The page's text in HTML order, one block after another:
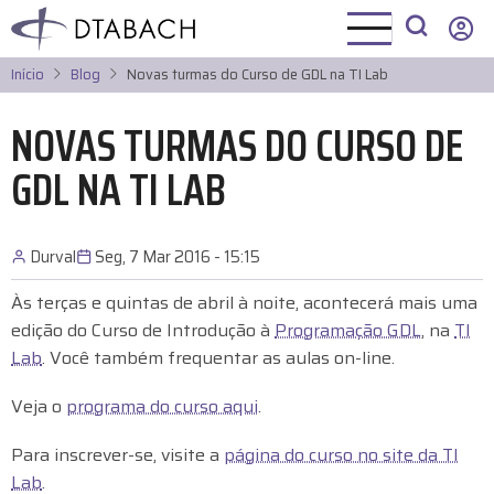
Pular
para
conteúdo
principal
Início Blog Novas turmas do Curso de GDL na TI Lab
NOVAS TURMAS DO CURSO DE
GDL NA TI LAB
Durval Seg, 7 Mar 2016 - 15:15
Às terças e quintas de abril à noite, acontecerá mais uma
edição do Curso de Introdução à Programação GDL, na TI
Lab. Você também frequentar as aulas on-line.
Veja o programa do curso aqui.
Para inscrever-se, visite a página do curso no site da TI
Lab.